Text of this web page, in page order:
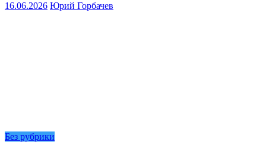
16.06.2026 Юрий Горбачев
Без рубрики